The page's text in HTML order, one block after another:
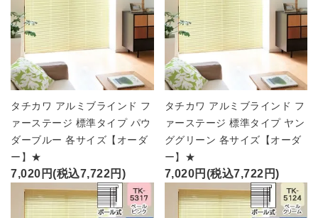
タチカワ アルミブラインド フ
ァーステージ 標準タイプ パウ
ダーブルー 各サイズ【オーダ
ー】★
7,020円(税込7,722円)
タチカワ アルミブラインド フ
ァーステージ 標準タイプ ヤン
ググリーン 各サイズ【オーダ
ー】★
7,020円(税込7,722円)